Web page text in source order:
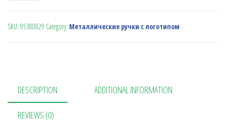
SKU: 95380829 Category: Металлические ручки с логотипом
DESCRIPTION ADDITIONAL INFORMATION
REVIEWS (0)